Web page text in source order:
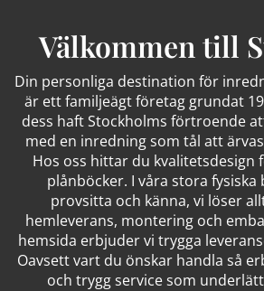
Välkommen till
Din personliga destination för
är ett familjeägt företag grundat
dess haft Stockholms förtroende
med en inredning som tål att
Hos oss hittar du kvalitetsdesign
plånböcker. I våra stora fysiska
provsitta och känna, vi löser
hemleverans, montering och
hemsida erbjuder vi trygga
Oavsett vart du önskar handla så
och trygg service som